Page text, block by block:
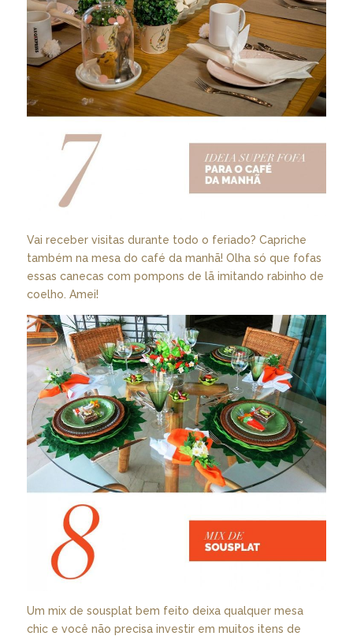
Vai receber visitas durante todo o feriado? Capriche
também na mesa do café da manhã! Olha só que fofas
essas canecas com pompons de lã imitando rabinho de
coelho. Amei!
Um mix de sousplat bem feito deixa qualquer mesa
chic e você não precisa investir em muitos itens de